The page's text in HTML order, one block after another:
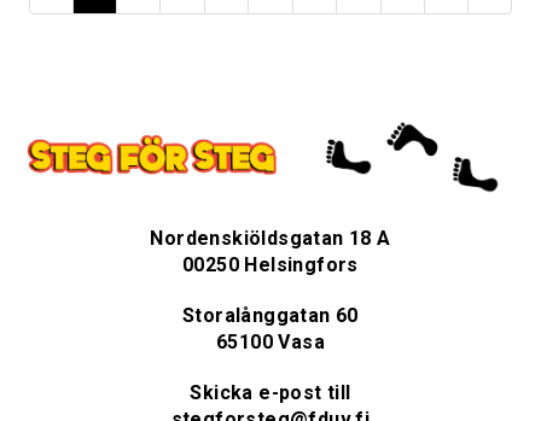
Nordenskiöldsgatan 18 A
00250 Helsingfors
Storalånggatan 60
65100 Vasa
Skicka e-post till